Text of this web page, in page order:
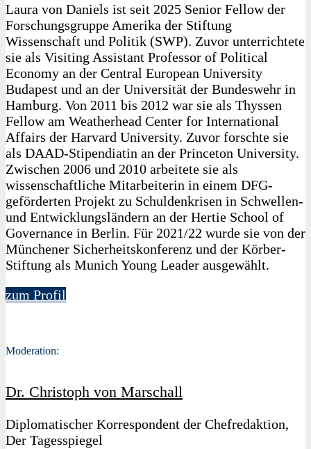
Laura von Daniels ist seit 2025 Senior Fellow der
Forschungsgruppe Amerika der Stiftung
Wissenschaft und Politik (SWP). Zuvor unterrichtete
sie als Visiting Assistant Professor of Political
Economy an der Central European University
Budapest und an der Universität der Bundeswehr in
Hamburg. Von 2011 bis 2012 war sie als Thyssen
Fellow am Weatherhead Center for International
Affairs der Harvard University. Zuvor forschte sie
als DAAD-Stipendiatin an der Princeton University.
Zwischen 2006 und 2010 arbeitete sie als
wissenschaftliche Mitarbeiterin in einem DFG-
geförderten Projekt zu Schuldenkrisen in Schwellen-
und Entwicklungsländern an der Hertie School of
Governance in Berlin. Für 2021/22 wurde sie von der
Münchener Sicherheitskonferenz und der Körber-
Stiftung als Munich Young Leader ausgewählt.
zum Profil
Moderation:
Dr. Christoph von Marschall
Diplomatischer Korrespondent der Chefredaktion,
Der Tagesspiegel